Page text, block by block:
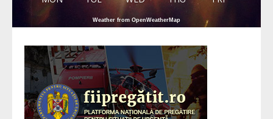
Weather from OpenWeatherMap